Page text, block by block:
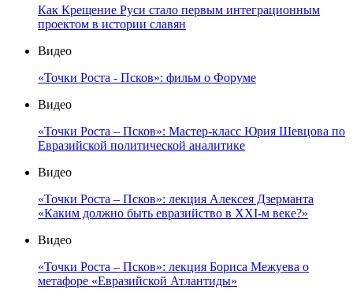
Как Крещение Руси стало первым интеграционным
проектом в истории славян
Видео
«Точки Роста - Псков»: фильм о Форуме
Видео
«Точки Роста – Псков»: Мастер-класс Юрия Шевцова по
Евразийской политической аналитике
Видео
«Точки Роста – Псков»: лекция Алексея Дзерманта
«Каким должно быть евразийство в XXI-м веке?»
Видео
«Точки Роста – Псков»: лекция Бориса Межуева о
метафоре «Евразийской Атлантиды»